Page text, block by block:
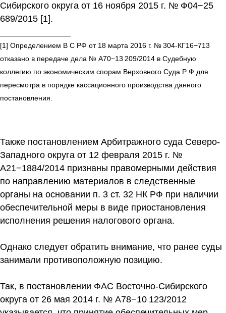
Сибирского округа от 16 ноября 2015 г. № Ф04−25
689/2015 [1].
[1] Определением В С РФ от 18 марта 2016 г. № 304-КГ16−713
отказано в передаче дела № А70−13 209/2014 в Судебную
коллегию по экономическим спорам Верховного Суда Р Ф для
пересмотра в порядке кассационного производства данного
постановления.
Также постановлением Арбитражного суда Северо-
Западного округа от 12 февраля 2015 г. №
А21−1884/2014 признаны правомерными действия
по направлению материалов в следственные
органы на основании п. 3 ст. 32 НК РФ при наличии
обеспечительной меры в виде приостановления
исполнения решения налогового органа.
Однако следует обратить внимание, что ранее суды
занимали противоположную позицию.
Так, в постановлении ФАС Восточно-Сибирского
округа от 26 мая 2014 г. № А78−10 123/2012